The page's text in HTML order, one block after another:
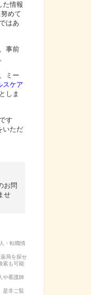
た情報
めて
はあ
事前
ミー
スケア
しま
す
いただ
お問
せ
・転職情
局を探せ
索も可能
や看護師
是非ご覧